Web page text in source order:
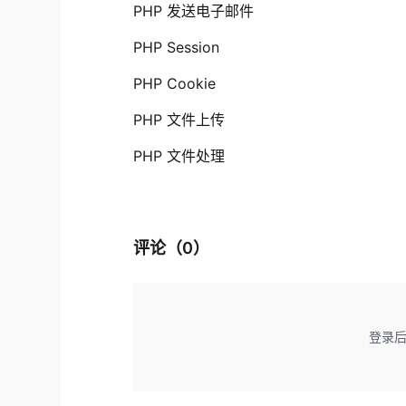
PHP 发送电子邮件
PHP Session
PHP Cookie
PHP 文件上传
PHP 文件处理
评论（0）
登录